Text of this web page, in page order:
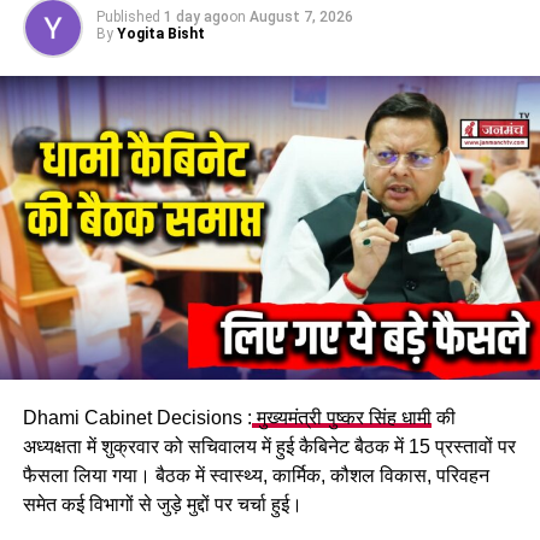
UP NEXT
उत्तराखंड में आज भारी बारिश, कई जिलों में अलर्ट जारी
DON'T MISS
अहमदाबाद विमान हादसा: उत्तराखंड CM पुष्कर सिंह धामी ने जताया
गहरा शोक
Published 1 day agoon August 7, 2026
By Yogita Bisht
Dhami Cabinet Decisions : मुख्यमंत्री पुष्कर सिंह धामीकी
अध्यक्षता में शुक्रवार को सचिवालय में हुई कैबिनेट बैठक में 15 प्रस्तावों पर
फैसला लिया गया। बैठक में स्वास्थ्य, कार्मिक, कौशल विकास, परिवहन
समेत कई विभागों से जुड़े मुद्दों पर चर्चा हुई।